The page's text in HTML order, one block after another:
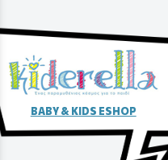
BABY & KIDS ESHOP